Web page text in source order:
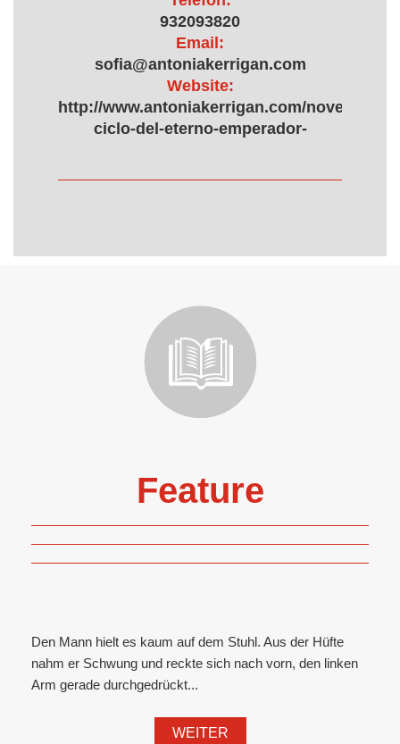
932093820
Email:
sofia@antoniakerrigan.com
Website:
http://www.antoniakerrigan.com/novelas/
ciclo-del-eterno-emperador-
Feature
Den Mann hielt es kaum auf dem Stuhl. Aus der Hüfte
nahm er Schwung und reckte sich nach vorn, den linken
Arm gerade durchgedrückt...
WEITER